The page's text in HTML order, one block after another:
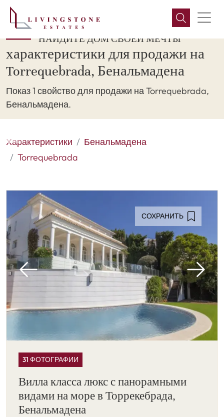
НАЙДИТЕ ДОМ СВОЕЙ МЕЧТЫ
характеристики для продажи на
Torrequebrada, Бенальмадена
Показ 1 свойство для продажи на Torrequebrada,
Бенальмадена.
Характеристики
Бенальмадена
Torrequebrada
СОХРАНИТЬ
31 ФОТОГРАФИИ
Вилла класса люкс с панорамными
видами на море в Торрекебрада,
Бенальмадена